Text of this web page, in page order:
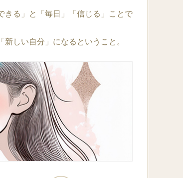
きる」と「毎日」「信じる」ことで
しい自分」になるということ。